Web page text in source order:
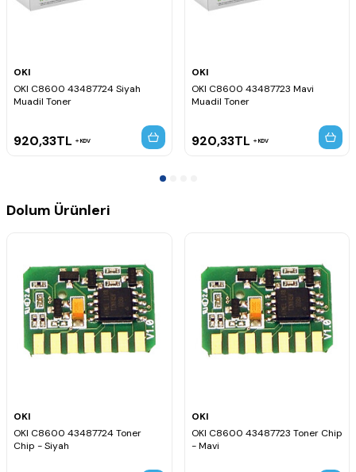
OKI
OKI C8600 43487724 Siyah
Muadil Toner
920,33TL KDV
OKI
OKI C8600 43487723 Mavi
Muadil Toner
920,33TL KDV
Dolum Ürünleri
OKI
OKI C8600 43487724 Toner
Chip - Siyah
OKI
OKI C8600 43487723 Toner Chip
- Mavi